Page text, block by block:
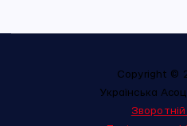
Copyright ©
Українська